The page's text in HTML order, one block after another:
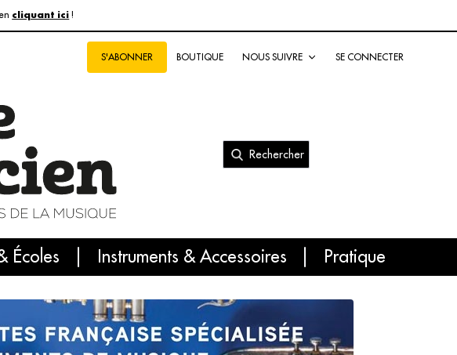
cliquant ici !
S'ABONNER BOUTIQUE NOUS SUIVRE SE CONNECTER
Rechercher
Écoles Instruments & Accessoires Pratique
International